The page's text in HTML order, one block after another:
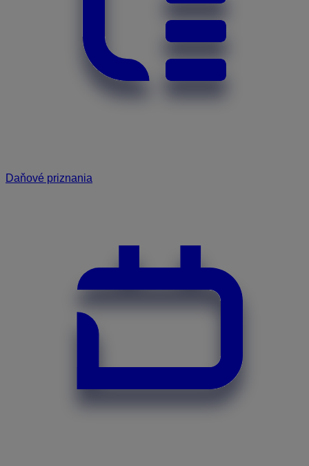
Daňové priznania